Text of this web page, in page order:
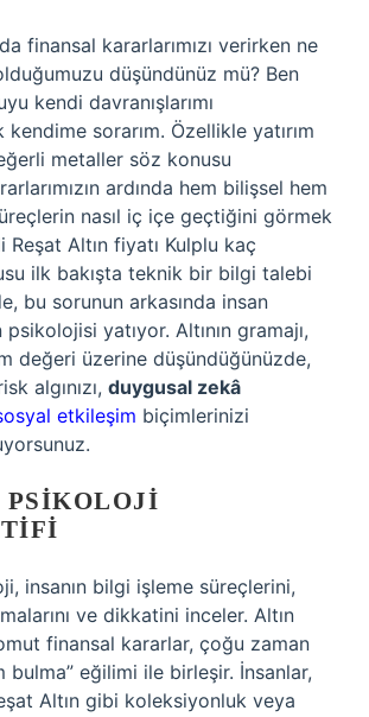
finansal kararlarımızı verirken ne
düşündünüz mü? Ben
kendi davranışlarımı
sorarım. Özellikle yatırım
metaller söz konusu
ardında hem bilişsel hem
nasıl iç içe geçtiğini görmek
Reşat Altın fiyatı Kulplu kaç
ilk bakışta teknik bir bilgi talebi
bu sorunun arkasında insan
psikolojisi yatıyor. Altının gramajı,
değeri üzerine düşündüğünüzde,
algınızı, duygusal zekâ
etkileşim biçimlerinizi
insanın bilgi işleme süreçlerini,
ve dikkatini inceler. Altın
finansal kararlar, çoğu zaman
bulma” eğilimi ile birleşir. İnsanlar,
Altın gibi koleksiyonluk veya